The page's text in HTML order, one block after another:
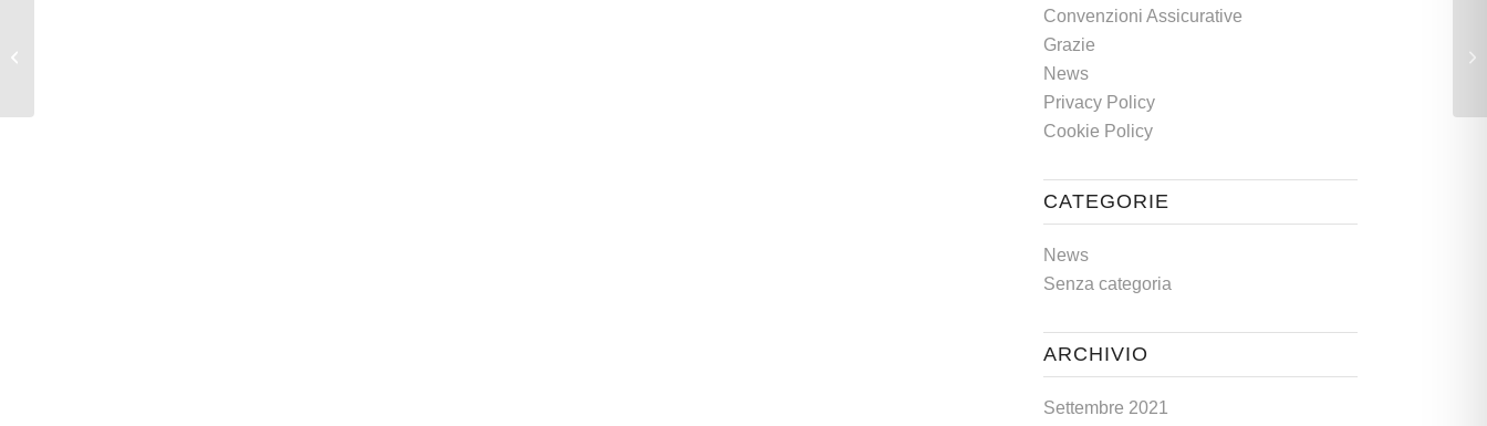
Convenzioni Assicurative
Grazie
News
Privacy Policy
Cookie Policy
CATEGORIE
News
Senza categoria
ARCHIVIO
Settembre 2021